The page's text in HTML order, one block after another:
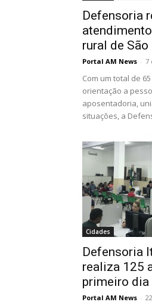
Defensoria
rural de
Portal AM News - 7
Com um total de
orientação a
aposentadoria,
situações, a
Cidades
Defensoria
realiza 125
primeiro dia
Portal AM News -